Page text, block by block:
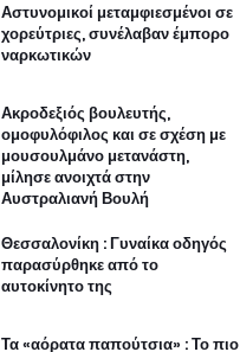
Αστυνομικοί μεταμφιεσμένοι σε
χορεύτριες, συνέλαβαν έμπορο
ναρκωτικών
Ακροδεξιός βουλευτής,
ομοφυλόφιλος και σε σχέση με
μουσουλμάνο μετανάστη,
μίλησε ανοιχτά στην
Αυστραλιανή Βουλή
Θεσσαλονίκη : Γυναίκα οδηγός
παρασύρθηκε από το
αυτοκίνητο της
Τα «αόρατα παπούτσια» : Το πιο